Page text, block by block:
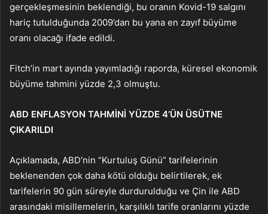
gerçekleşmesinin beklendiği, bu oranın Kovid-19 salgını
hariç tutulduğunda 2009’dan bu yana en zayıf büyüme
oranı olacağı ifade edildi.
Fitch’in mart ayında yayımladığı raporda, küresel ekonomik
büyüme tahmini yüzde 2,3 olmuştu.
ABD ENFLASYON TAHMİNİ YÜZDE 4’ÜN ÜSÜTNE
ÇIKARILDI
Açıklamada, ABD’nin “Kurtuluş Günü” tarifelerinin
beklenenden çok daha kötü olduğu belirtilerek, ek
tarifelerin 90 gün süreyle durdurulduğu ve Çin ile ABD
arasındaki misillemelerin, karşılıklı tarife oranlarını yüzde